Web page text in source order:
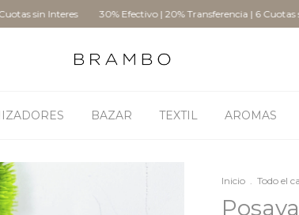
Interes 30% Efectivo | 20% Transferencia | 6 Cuotas sin
BAZAR TEXTIL AROMAS
Inicio . Todo el